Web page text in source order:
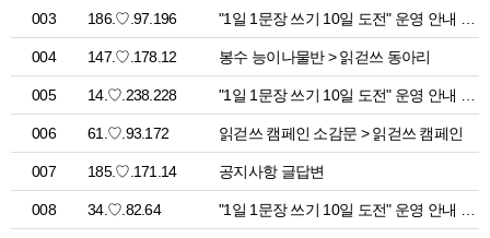
003 186.♡.97.196
004 147.♡.178.12 봉수 능이나물반 > 읽걷쓰 동아리
005 14.♡.238.228
006 61.♡.93.172 읽걷쓰 캠페인 소감문 > 읽걷쓰 캠페인
007 185.♡.171.14 공지사항 글답변
008 34.♡.82.64